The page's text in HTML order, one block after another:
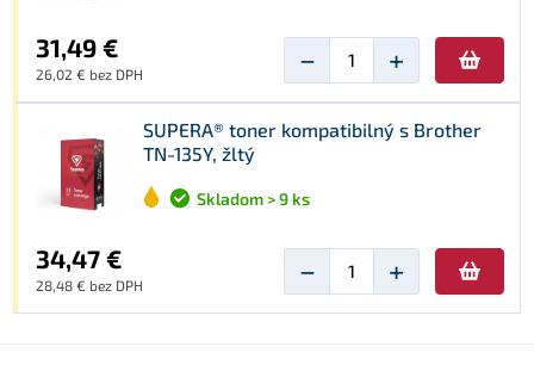
31,49 €
26,02 € bez DPH − +
SUPERA® toner kompatibilný s Brother
TN-135Y, žltý
Skladom > 9 ks
34,47 €
28,48 € bez DPH − +